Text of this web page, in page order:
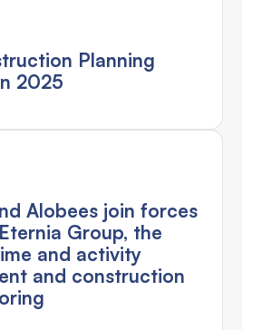
Planning
2025
Alobees join forces
Group, the
and activity
and construction